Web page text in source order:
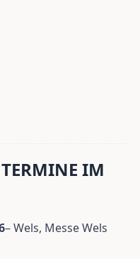
IM
– Wels, Messe Wels